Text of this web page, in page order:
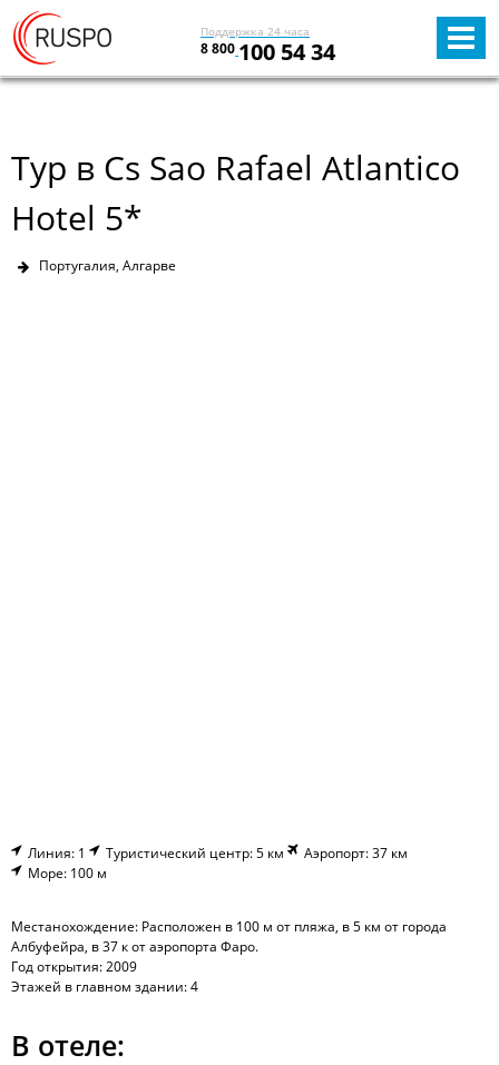
Поддержка 24 часа
8 800 100 54 34
Тур в Cs Sao Rafael Atlantico
Hotel 5*
Португалия, Алгарве
Линия: 1 Туристический центр: 5 км
Аэропорт: 37 км
Море: 100 м
Местанохождение: Расположен в 100 м от пляжа, в 5 км от города
Албуфейра, в 37 к от аэропорта Фаро.
Год открытия: 2009
Этажей в главном здании: 4
В отеле: